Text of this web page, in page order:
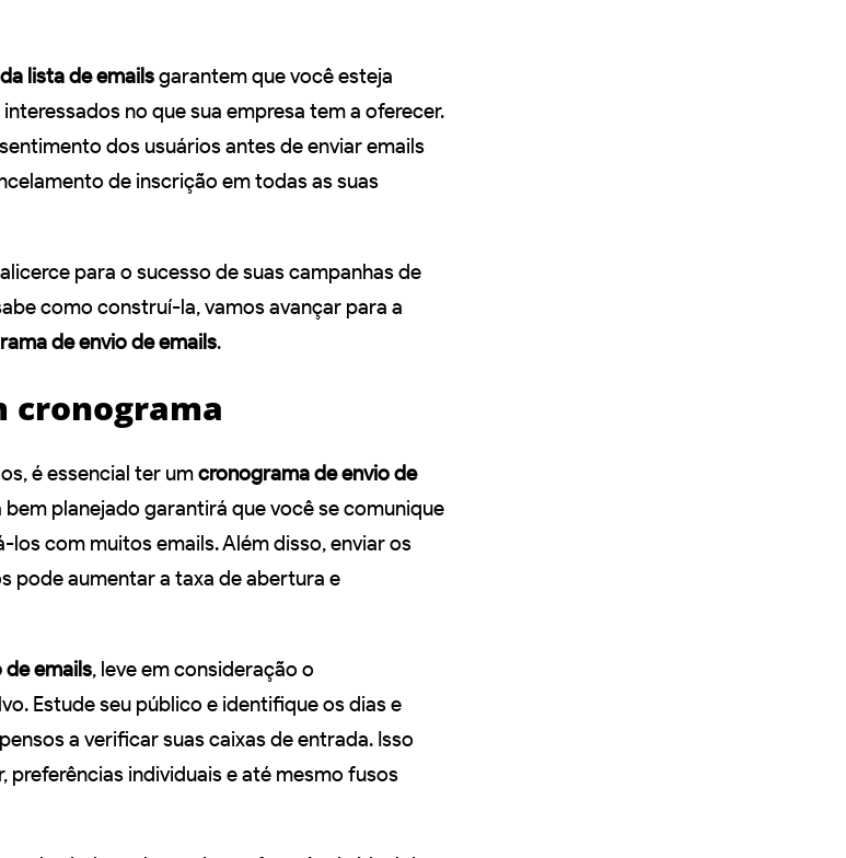
lista de emailsgarantem que você esteja
no que sua empresa tem a oferecer.
dos usuários antes de enviar emails
de inscrição em todas as suas
para o sucesso de suas campanhas de
como construí-la, vamos avançar para a
de envio de emails.
cronograma
é essencial ter umcronograma de envio de
planejado garantirá que você se comunique
com muitos emails. Além disso, enviar os
pode aumentar a taxa de abertura e
emails, leve em consideração o
Estude seu público e identifique os dias e
a verificar suas caixas de entrada. Isso
individuais e até mesmo fusos